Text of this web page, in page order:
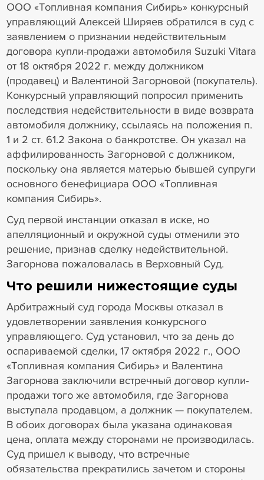
ООО «Топливная компания Сибирь» конкурсный
управляющий Алексей Ширяев обратился в суд с
заявлением о признании недействительным
договора купли-продажи автомобиля Suzuki Vitara
от 18 октября 2022 г. между должником
(продавец) и Валентиной Загорновой (покупатель).
Конкурсный управляющий попросил применить
последствия недействительности в виде возврата
автомобиля должнику, ссылаясь на положения п.
1 и 2 ст. 61.2 Закона о банкротстве. Он указал на
аффилированность Загорновой с должником,
поскольку она является матерью бывшей супруги
основного бенефициара ООО «Топливная
компания Сибирь».
Суд первой инстанции отказал в иске, но
апелляционный и окружной суды отменили это
решение, признав сделку недействительной.
Загорнова пожаловалась в Верховный Суд.
Что решили нижестоящие суды
Арбитражный суд города Москвы отказал в
удовлетворении заявления конкурсного
управляющего. Суд установил, что за день до
оспариваемой сделки, 17 октября 2022 г., ООО
«Топливная компания Сибирь» и Валентина
Загорнова заключили встречный договор купли-
продажи того же автомобиля, где Загорнова
выступала продавцом, а должник — покупателем.
В обоих договорах была указана одинаковая
цена, оплата между сторонами не производилась.
Суд пришел к выводу, что встречные
обязательства прекратились зачетом и стороны